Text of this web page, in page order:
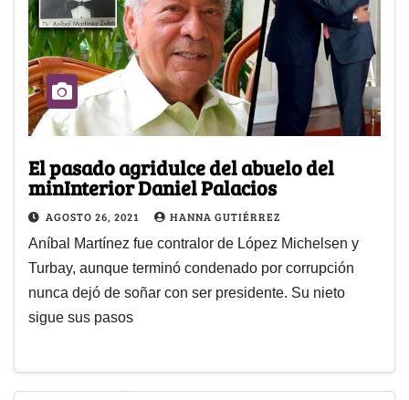
El pasado agridulce del abuelo del
minInterior Daniel Palacios
AGOSTO 26, 2021 HANNA GUTIÉRREZ
Aníbal Martínez fue contralor de López Michelsen y
Turbay, aunque terminó condenado por corrupción
nunca dejó de soñar con ser presidente. Su nieto
sigue sus pasos